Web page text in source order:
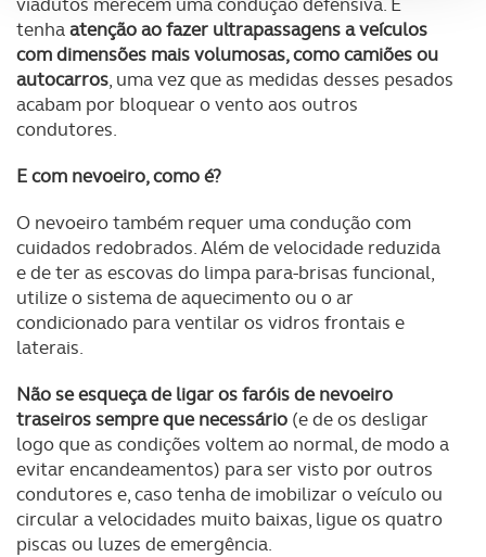
Adicionalmente partilhamos informação, relativa à sua
utilização do nosso site de publicidade e de análise, com
parceiros e organizações na UE e em países terceiros.
dados pessoais serão realizadas apenas com o seu
necessário no contexto dos serviços a prestar.
Realçamos que o bloqueio de certo tipo de Cookies e
tecnologias similares pode ter impacto na sua
experiência de navegação no Website e nos serviços
disponibilizados.
Consulte a política de cookies do site.
tenhaatenção ao fazer ultrapassagens a veículos
com dimensões mais volumosas, como camiões ou
autocarros, uma vez que as medidas desses pesados
acabam por bloquear o vento aos outros
condutores.
E com nevoeiro, como é?
O nevoeiro também requer uma condução com
cuidados redobrados. Além de velocidade reduzida
e de ter as escovas do limpa para-brisas funcional,
utilize o sistema de aquecimento ou o ar
condicionado para ventilar os vidros frontais e
laterais.
Não se esqueça de ligar os faróis de nevoeiro
traseiros sempre que necessário (e de os desligar
logo que as condições voltem ao normal, de modo a
evitar encandeamentos) para ser visto por outros
condutores e, caso tenha de imobilizar o veículo ou
circular a velocidades muito baixas, ligue os quatro
piscas ou luzes de emergência.